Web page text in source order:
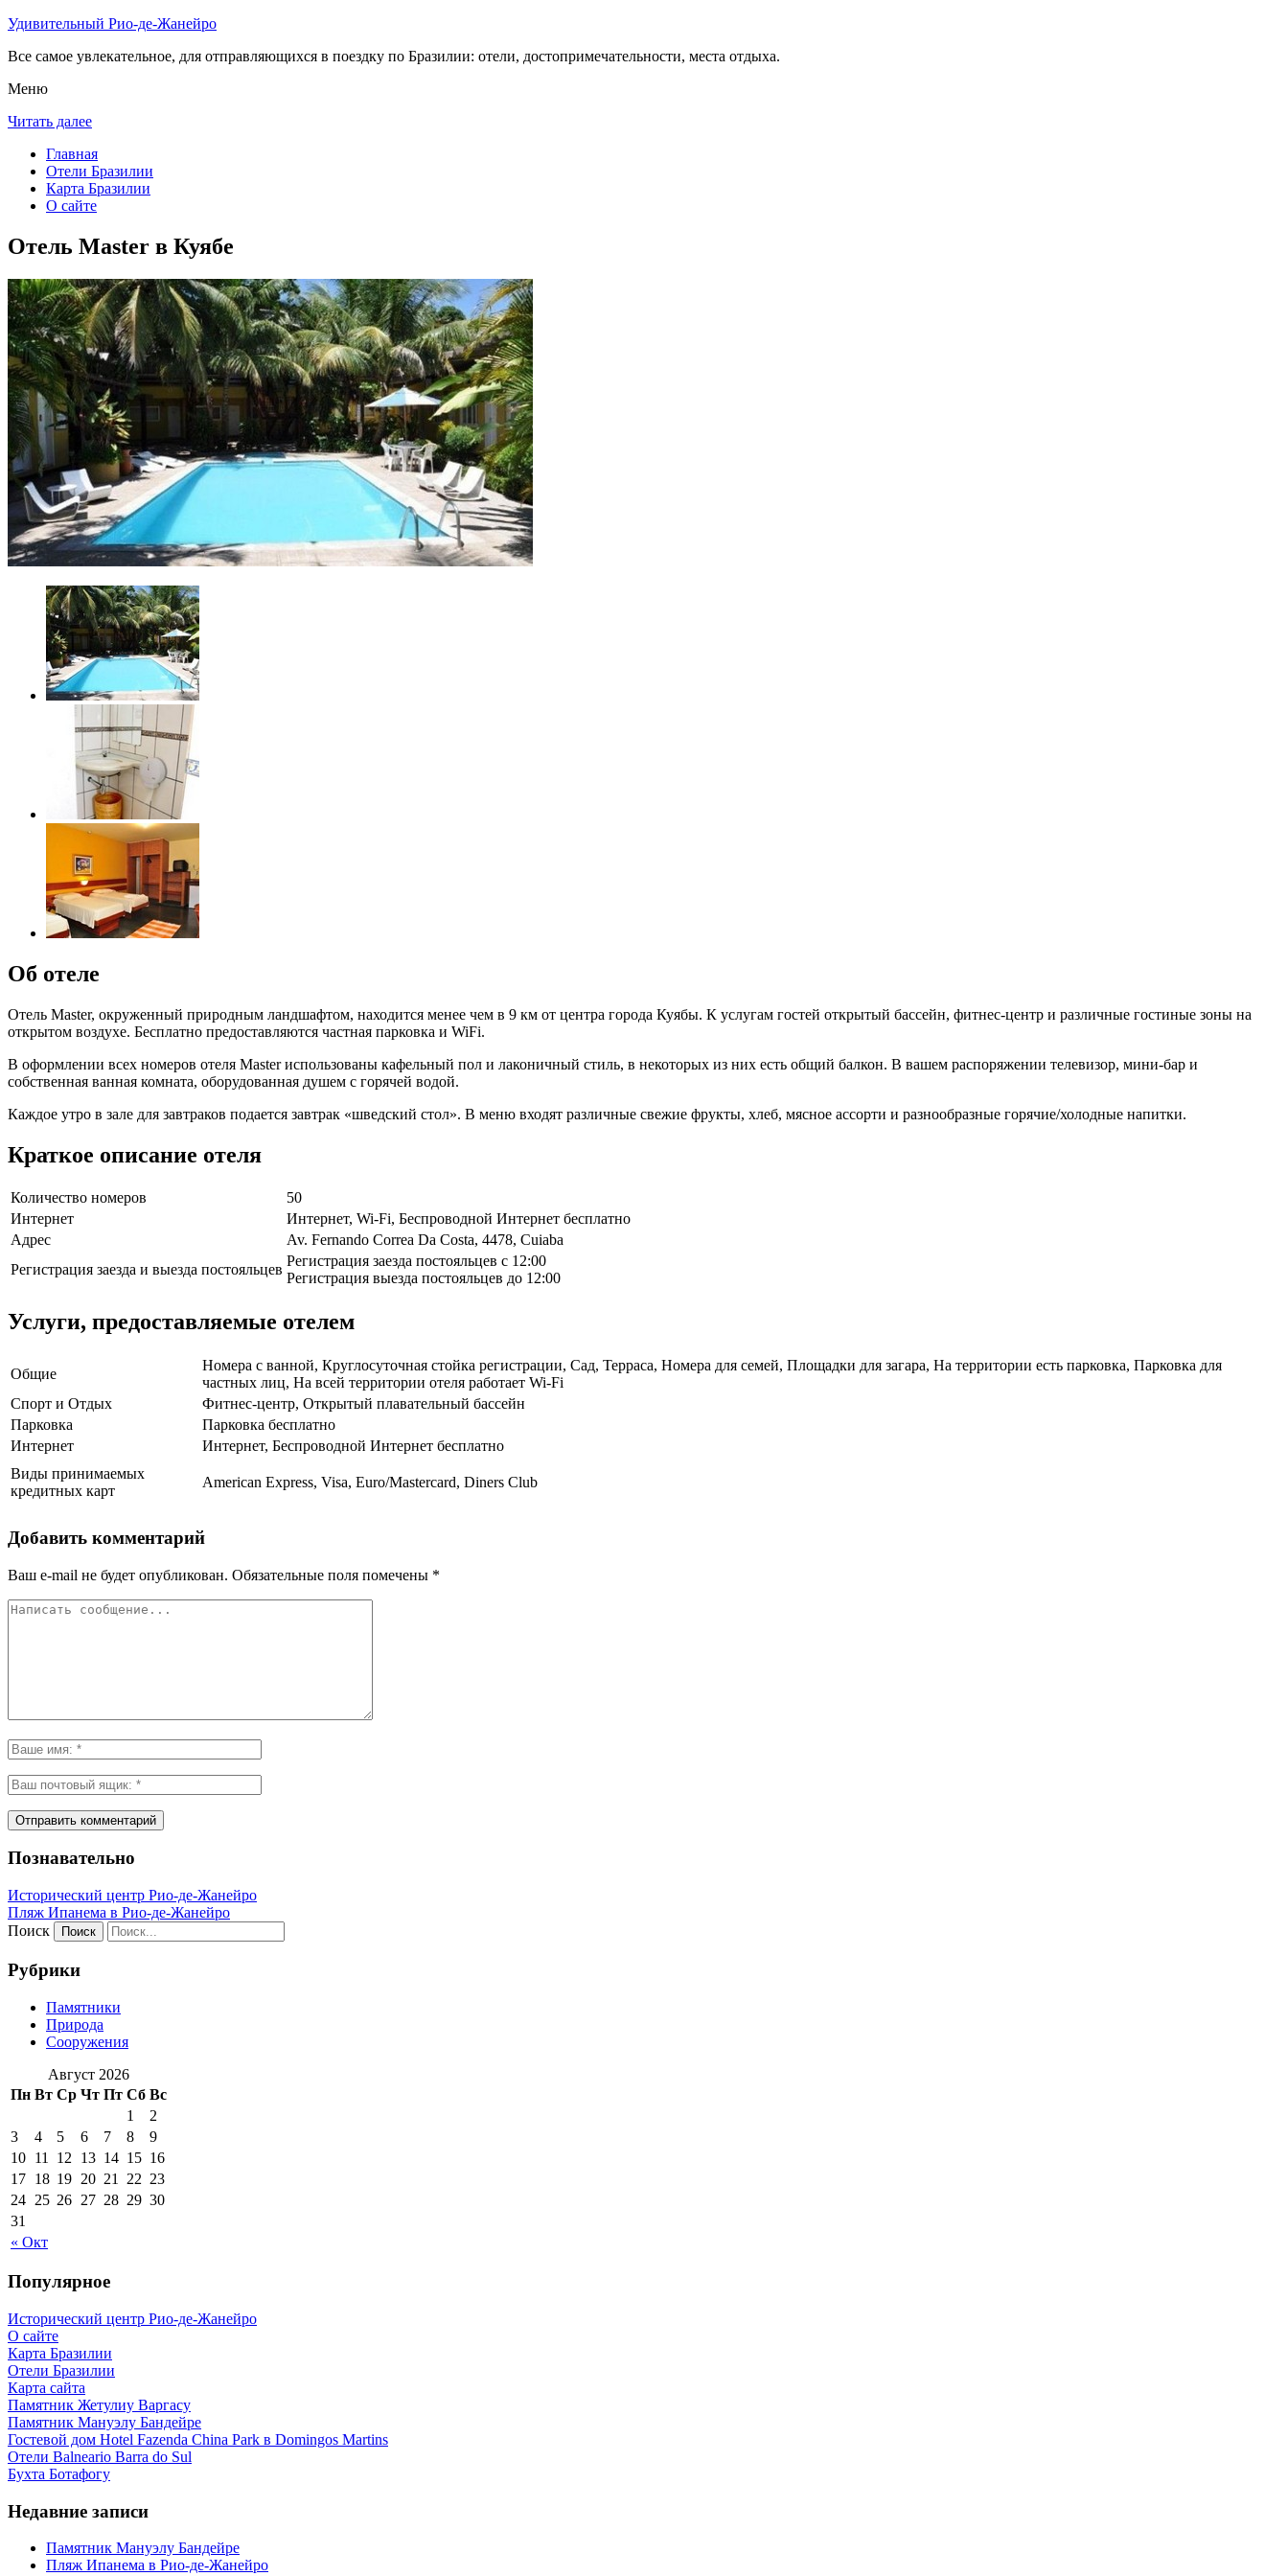
Удивительный Рио-де-Жанейро
Все самое увлекательное, для отправляющихся в поездку по Бразилии: отели, достопримечательности, места отдыха.
Меню
Читать далее
Главная
Отели Бразилии
Карта Бразилии
О сайте
Отель Master в Куябе
Об отеле
Отель Master, окруженный природным ландшафтом, находится менее чем в 9 км от центра города Куябы. К услугам гостей открытый бассейн, фитнес-центр и различные гостиные зоны на
открытом воздухе. Бесплатно предоставляются частная парковка и WiFi.
В оформлении всех номеров отеля Master использованы кафельный пол и лаконичный стиль, в некоторых из них есть общий балкон. В вашем распоряжении телевизор, мини-бар и
собственная ванная комната, оборудованная душем с горячей водой.
Каждое утро в зале для завтраков подается завтрак «шведский стол». В меню входят различные свежие фрукты, хлеб, мясное ассорти и разнообразные горячие/холодные напитки.
Краткое описание отеля
Количество номеров
50
Интернет
Интернет, Wi-Fi, Беспроводной Интернет бесплатно
Адрес
Av. Fernando Correa Da Costa, 4478, Cuiaba
Регистрация заезда и выезда постояльцев
Регистрация заезда постояльцев с 12:00
Регистрация выезда постояльцев до 12:00
Услуги, предоставляемые отелем
Общие
Номера с ванной, Круглосуточная стойка регистрации, Сад, Терраса, Номера для семей, Площадки для загара, На территории есть парковка, Парковка для
частных лиц, На всей территории отеля работает Wi-Fi
Спорт и Отдых
Фитнес-центр, Открытый плавательный бассейн
Парковка
Парковка бесплатно
Интернет
Интернет, Беспроводной Интернет бесплатно
Виды принимаемых
кредитных карт
American Express, Visa, Euro/Mastercard, Diners Club
Добавить комментарий
Ваш e-mail не будет опубликован. Обязательные поля помечены *
Познавательно
Исторический центр Рио-де-Жанейро
Пляж Ипанема в Рио-де-Жанейро
Поиск
Рубрики
Памятники
Природа
Сооружения
Август 2026
Пн Вт Ср Чт Пт Сб Вс
« Окт
1
2
3
4 5 6 7 8
9
10 11 12 13 14 15 16
17 18 19 20 21 22 23
24 25 26 27 28 29 30
31
Популярное
Исторический центр Рио-де-Жанейро
О сайте
Карта Бразилии
Отели Бразилии
Карта сайта
Памятник Жетулиу Варгасу
Памятник Мануэлу Бандейре
Гостевой дом Hotel Fazenda China Park в Domingos Martins
Отели Balneario Barra do Sul
Бухта Ботафогу
Недавние записи
Памятник Мануэлу Бандейре
Пляж Ипанема в Рио-де-Жанейро